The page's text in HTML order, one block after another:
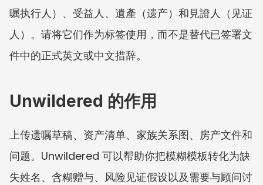
嘱执行人）、受益人、遺產（遗产）和見證人（见证
人）。请将它们作为标签使用，而不是替代已签署文
件中的正式英文或中文措辞。
Unwildered 的作用
上传遗嘱草稿、资产清单、家族关系图、房产文件和
问题。Unwildered 可以帮助你把模糊模板转化为缺
失姓名、含糊赠与、风险见证假设以及需要与顾问讨